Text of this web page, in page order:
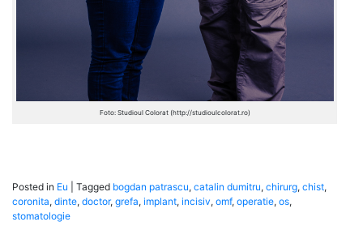
Foto: Studioul Colorat (http://studioulcolorat.ro)
Posted in Eu Tagged bogdan patrascu, catalin dumitru, chirurg, chist,
coronita, dinte, doctor, grefa, implant, incisiv, omf, operatie, os,
stomatologie